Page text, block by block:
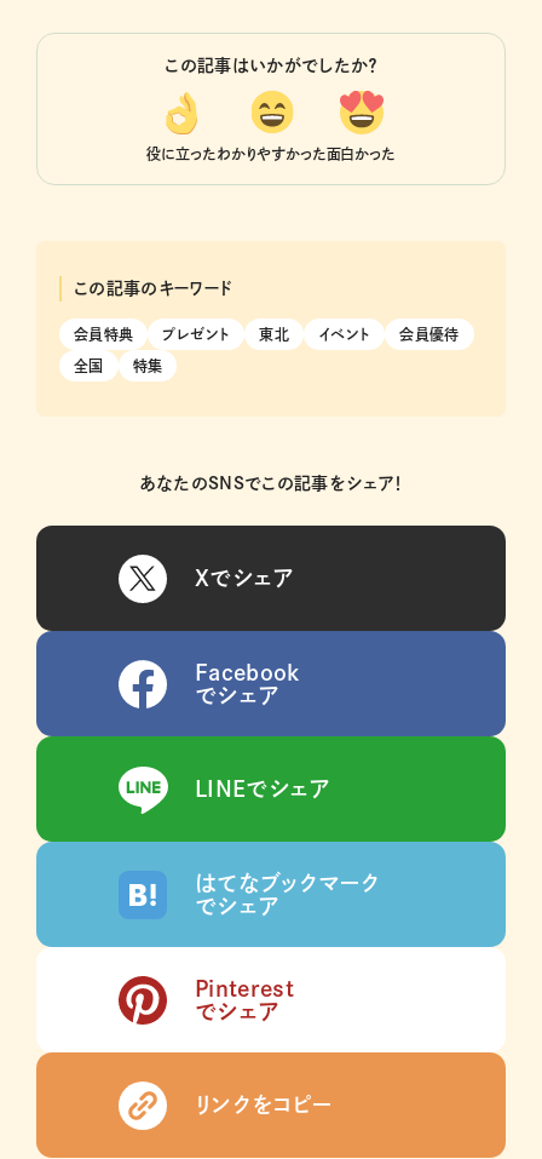
この記事はいかがでしたか？
役に立ったわかりやすかった面白かった
この記事のキーワード
会員特典 プレゼント 東北 イベント 会員優待
全国 特集
あなたのSNSでこの記事をシェア！
Xでシェア
Facebook
でシェア
LINEでシェア
はてなブックマーク
でシェア
Pinterest
でシェア
リンクをコピー